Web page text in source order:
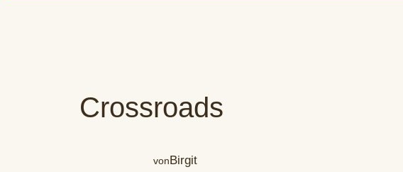
Crossroads
vonBirgit